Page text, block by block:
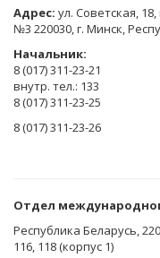
Адрес: ул. Советская,
№3 220030, г. Минск,
Начальник:
8 (017) 311-23-21
внутр. тел.: 133
8 (017) 311-23-25
8 (017) 311-23-26
Отдел
Республика Беларусь,
116, 118 (корпус 1)